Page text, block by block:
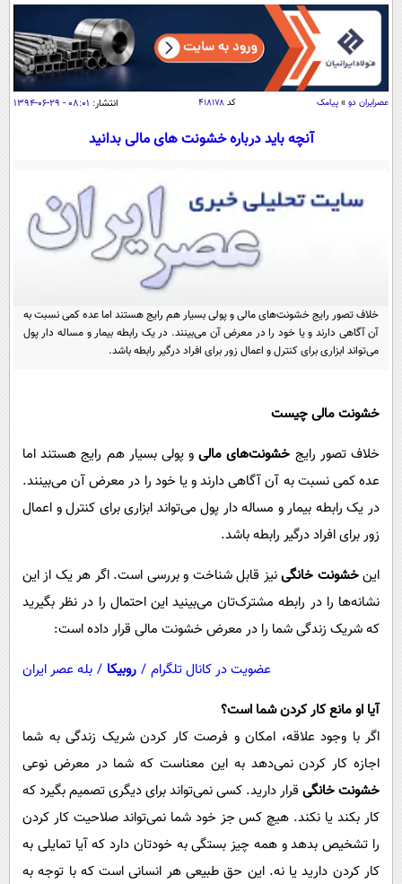
سیاسی
اقتصاد
اقتصادی
خودرو
جامعه
اجتماعی
حوادث
یک برش دانایی
محیط زیست
سفر و تفریح
ورزشی
بین الملل
علمی
گوناگون
باشگاه مغز
مجله تصویری سلاح
اقتصاد
ورزش
گوناگون
حوادث
محیط زیست
سلامت
فرهنگی
اجتماعی
حیات وحش
سیاست خارجی
عصر ایران 2
خواندنی ها و دیدنی ها
آشپزی
دانلود
آموزش زبان
عصرايران دو » پیامک کد۴۱۸۱۷۸ انتشار: ۰۸:۰۱ - ۲۹-۰۶-۱۳۹۴
آنچه باید درباره خشونت‌ های مالی بدانید
خلاف تصور رایج خشونت‌های مالی و پولی بسیار هم رایج هستند اما عده کمی نسبت به
آن آگاهی دارند و یا خود را در معرض آن می‌بینند. در یک رابطه بیمار و مساله دار پول
می‌تواند ابزاری برای کنترل و اعمال زور برای افراد درگیر رابطه باشد.‏
خشونت مالی چیست
خلاف تصور رایج خشونت‌های مالیو پولی بسیار هم رایج هستند اما
عده کمی نسبت به آن آگاهی دارند و یا خود را در معرض آن می‌بینند.
در یک رابطه بیمار و مساله دار پول می‌تواند ابزاری برای کنترل و اعمال
زور برای افراد درگیر رابطه باشد.‏
اینخشونت خانگینیز قابل شناخت و بررسی است. اگر هر یک از این
نشانه‌ها را در رابطه مشترک‌تان می‌بینید این احتمال را در نظر بگیرید
که شریک زندگی‌ شما را در معرض خشونت مالی قرار داده است:‏
عضویت در کانال تلگرام / روبیکا / بله عصر ایران
آیا او مانع کار کردن شما است؟
اگر با وجود علاقه، امکان و فرصت کار کردن شریک زندگی به شما
اجازه کار کردن نمی‌دهد به این معناست که شما در معرض نوعی
خشونت خانگی قرار دارید. کسی نمی‌تواند برای دیگری تصمیم بگیرد که
کار بکند یا نکند. هیچ کس جز خود شما نمی‌تواند صلاحیت کار کردن
را تشخیص بدهد و همه چیز بستگی به خودتان دارد که آیا تمایلی به
کار کردن دارید یا نه. این حق طبیعی هر انسانی است که با توجه به